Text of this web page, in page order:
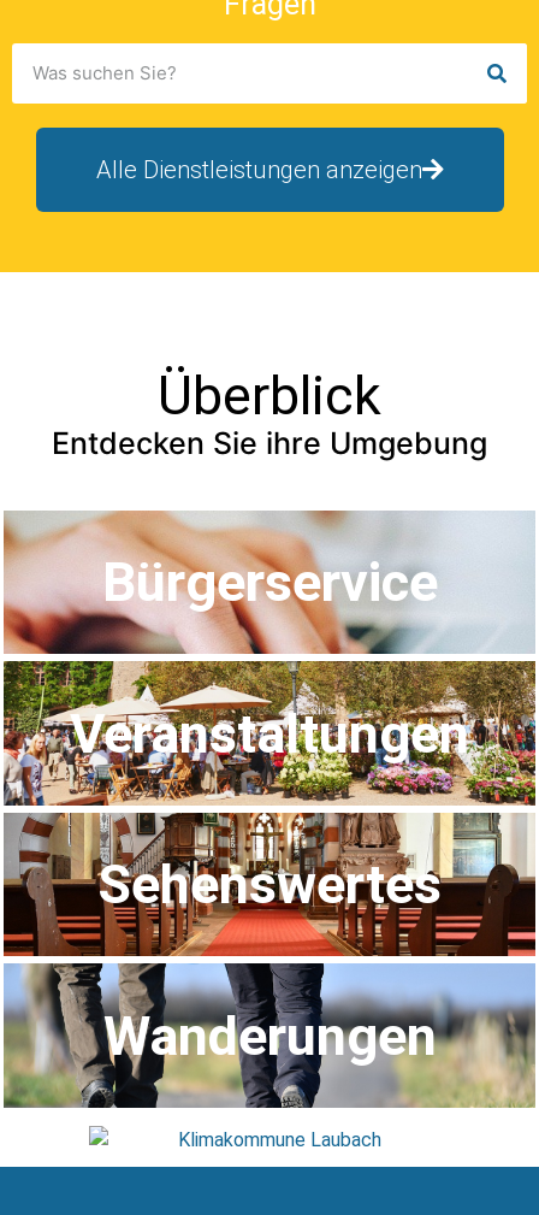
Alle Dienstleistungen anzeigen
Überblick
Entdecken Sie ihre Umgebung
Bürgerservice
Veranstaltungen
Sehenswertes
Wanderungen